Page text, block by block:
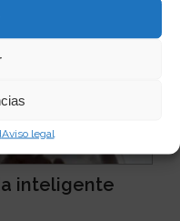
Aviso legal
inteligente